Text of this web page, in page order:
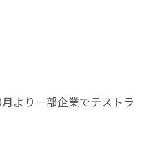
より一部企業でテストラ